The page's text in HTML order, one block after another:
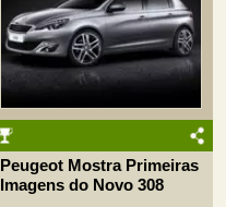
Peugeot Mostra Primeiras
Imagens do Novo 308